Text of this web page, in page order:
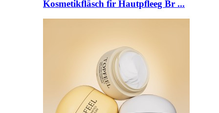
Kosmetikfläsch fir Hautpfleeg Br ...